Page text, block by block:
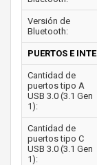
Versión de
Bluetooth:
PUERTOS E
Cantidad de
puertos tipo A
USB 3.0 (3.1 Gen
1):
Cantidad de
puertos tipo C
USB 3.0 (3.1 Gen
1):